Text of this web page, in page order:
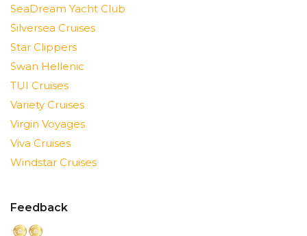
SeaDream Yacht Club
Silversea Cruises
Star Clippers
Swan Hellenic
TUI Cruises
Variety Cruises
Virgin Voyages
Viva Cruises
Windstar Cruises
Feedback